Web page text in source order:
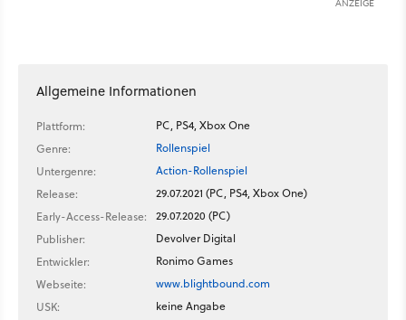
ANZEIGE
Allgemeine Informationen
Plattform:
PC, PS4, Xbox One
Genre:
Rollenspiel
Untergenre:
Action-Rollenspiel
Release:
29.07.2021 (PC, PS4, Xbox One)
Early-Access-Release:
29.07.2020 (PC)
Publisher:
Devolver Digital
Entwickler:
Ronimo Games
Webseite:
www.blightbound.com
USK:
keine Angabe